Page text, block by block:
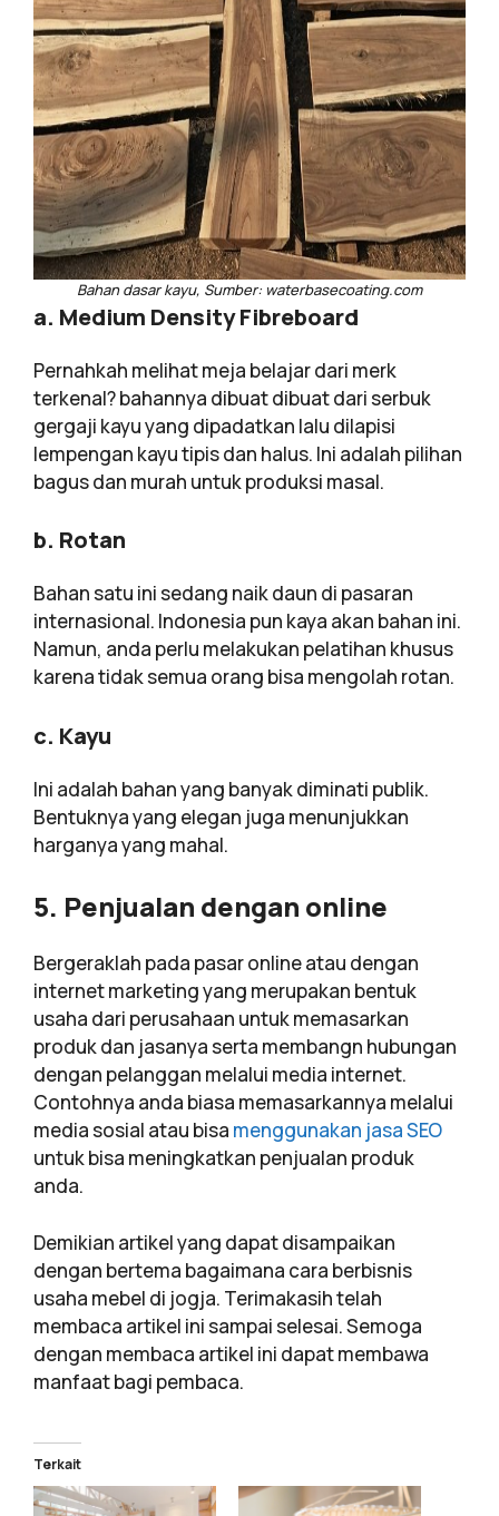
Bahan dasar kayu, Sumber: waterbasecoating.com
a. Medium Density Fibreboard
Pernahkah melihat meja belajar dari merk
terkenal? bahannya dibuat dibuat dari serbuk
gergaji kayu yang dipadatkan lalu dilapisi
lempengan kayu tipis dan halus. Ini adalah pilihan
bagus dan murah untuk produksi masal.
b. Rotan
Bahan satu ini sedang naik daun di pasaran
internasional. Indonesia pun kaya akan bahan ini.
Namun, anda perlu melakukan pelatihan khusus
karena tidak semua orang bisa mengolah rotan.
c. Kayu
Ini adalah bahan yang banyak diminati publik.
Bentuknya yang elegan juga menunjukkan
harganya yang mahal.
5. Penjualan dengan online
Bergeraklah pada pasar online atau dengan
internet marketing yang merupakan bentuk
usaha dari perusahaan untuk memasarkan
produk dan jasanya serta membangn hubungan
dengan pelanggan melalui media internet.
Contohnya anda biasa memasarkannya melalui
media sosial atau bisa menggunakan jasa SEO
untuk bisa meningkatkan penjualan produk
anda.
Demikian artikel yang dapat disampaikan
dengan bertema bagaimana cara berbisnis
usaha mebel di jogja. Terimakasih telah
membaca artikel ini sampai selesai. Semoga
dengan membaca artikel ini dapat membawa
manfaat bagi pembaca.
Terkait